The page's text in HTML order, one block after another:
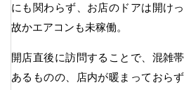
にも関わらず、お店のドアは開け
故かエアコンも未稼働。
開店直後に訪問することで、混雑
あるものの、店内が暖まっておら